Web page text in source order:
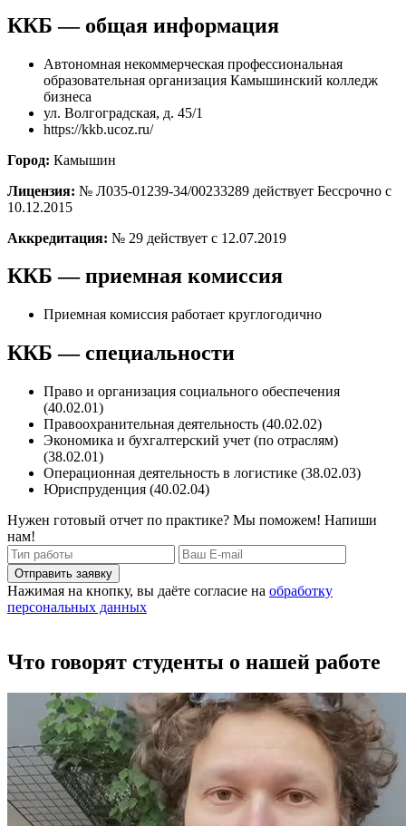
ККБ — общая информация
Автономная некоммерческая профессиональная
образовательная организация Камышинский колледж
бизнеса
ул. Волгоградская, д. 45/1
https://kkb.ucoz.ru/
Город: Камышин
Лицензия: № Л035-01239-34/00233289 действует Бессрочно с
10.12.2015
Аккредитация: № 29 действует с 12.07.2019
ККБ — приемная комиссия
Приемная комиссия работает круглогодично
ККБ — специальности
Право и организация социального обеспечения
(40.02.01)
Правоохранительная деятельность (40.02.02)
Экономика и бухгалтерский учет (по отраслям)
(38.02.01)
Операционная деятельность в логистике (38.02.03)
Юриспруденция (40.02.04)
Нужен готовый отчет по практике? Мы поможем! Напиши
нам!
Отправить заявку
Нажимая на кнопку, вы даёте согласие на обработку
персональных данных
Что говорят студенты о нашей работе